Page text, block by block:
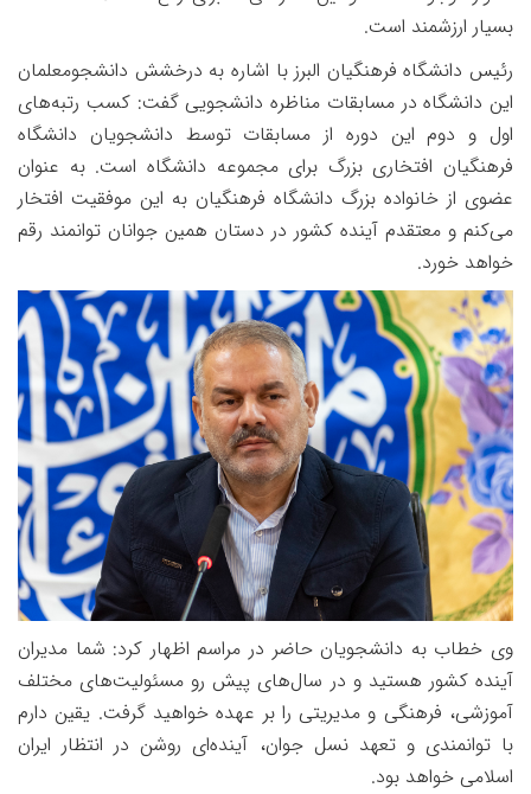
بسیار ارزشمند است.
رئیس دانشگاه فرهنگیان البرز با اشاره به درخشش دانشجومعلمان
این دانشگاه در مسابقات مناظره دانشجویی گفت: کسب رتبه‌های
اول و دوم این دوره از مسابقات توسط دانشجویان دانشگاه
فرهنگیان افتخاری بزرگ برای مجموعه دانشگاه است. به عنوان
عضوی از خانواده بزرگ دانشگاه فرهنگیان به این موفقیت افتخار
می‌کنم و معتقدم آینده کشور در دستان همین جوانان توانمند رقم
خواهد خورد.
وی خطاب به دانشجویان حاضر در مراسم اظهار کرد: شما مدیران
آینده کشور هستید و در سال‌های پیش رو مسئولیت‌های مختلف
آموزشی، فرهنگی و مدیریتی را بر عهده خواهید گرفت. یقین دارم
با توانمندی و تعهد نسل جوان، آینده‌ای روشن در انتظار ایران
اسلامی خواهد بود.